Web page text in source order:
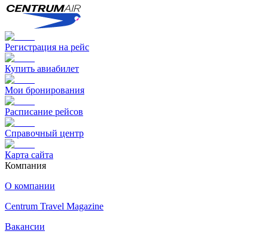
Регистрация на рейс
Купить авиабилет
Мои бронирования
Расписание рейсов
Справочный центр
Карта сайта
Компания
О компании
Centrum Travel Magazine
Вакансии